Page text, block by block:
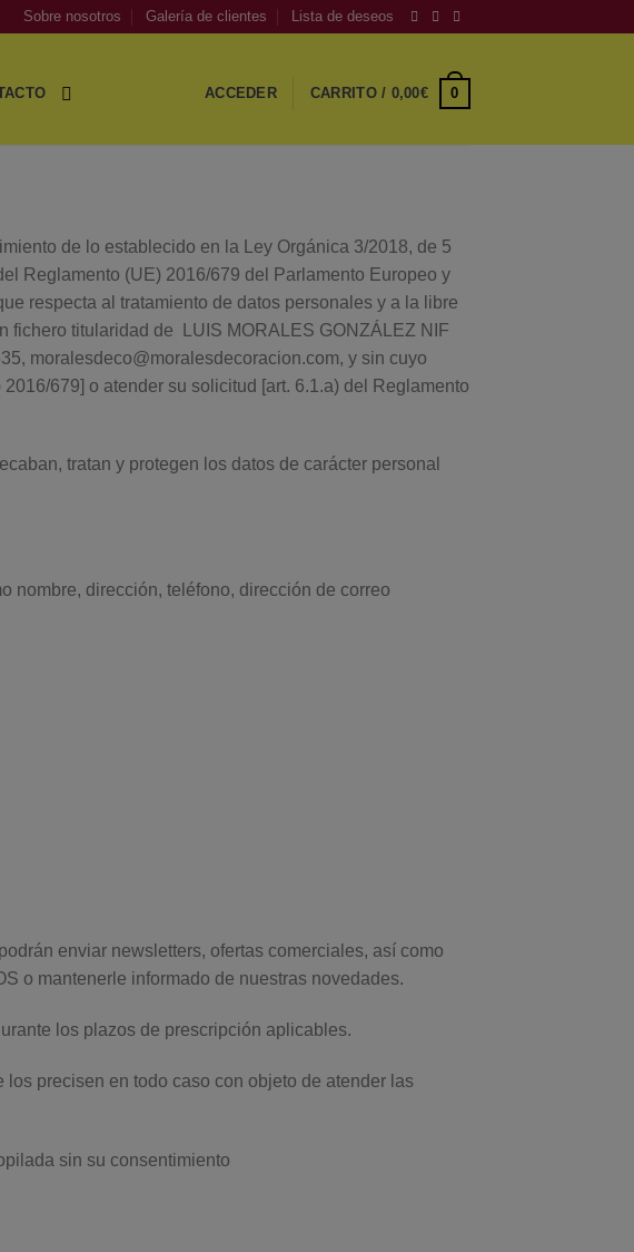
Sobre nosotros Galería de clientes Lista de deseos
ACCEDER CARRITO / 0,00€ 0
de lo establecido en la Ley Orgánica 3/2018, de 5
Reglamento (UE) 2016/679 del Parlamento Europeo y
respecta al tratamiento de datos personales y a la libre
fichero titularidad de LUIS MORALES GONZÁLEZ NIF
moralesdeco@moralesdecoracion.com, y sin cuyo
679] o atender su solicitud [art. 6.1.a) del Reglamento
tratan y protegen los datos de carácter personal
nombre, dirección, teléfono, dirección de correo
enviar newsletters, ofertas comerciales, así como
o mantenerle informado de nuestras novedades.
los plazos de prescripción aplicables.
precisen en todo caso con objeto de atender las
sin su consentimiento